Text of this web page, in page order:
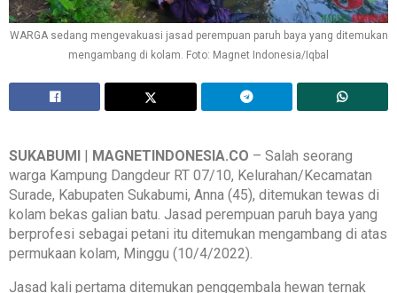
WARGA sedang mengevakuasi jasad perempuan paruh baya yang ditemukan
mengambang di kolam. Foto: Magnet Indonesia/Iqbal
SUKABUMI | MAGNETINDONESIA.CO – Salah seorang
warga Kampung Dangdeur RT 07/10, Kelurahan/Kecamatan
Surade, Kabupaten Sukabumi, Anna (45), ditemukan tewas di
kolam bekas galian batu. Jasad perempuan paruh baya yang
berprofesi sebagai petani itu ditemukan mengambang di atas
permukaan kolam, Minggu (10/4/2022).
Jasad kali pertama ditemukan penggembala hewan ternak